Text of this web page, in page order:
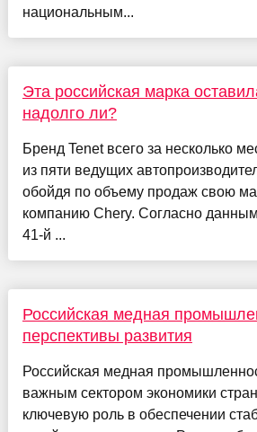
национальным...
Эта российская марка
надолго ли?
Бренд Tenet всего за несколько
из пяти ведущих
обойдя по объему продаж свою
компанию Chery. Согласно
41-й ...
Российская медная
перспективы развития
Российская медная
важным сектором экономики
ключевую роль в обеспечении